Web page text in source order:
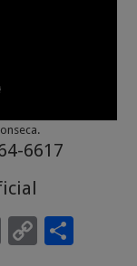
6617
E
C